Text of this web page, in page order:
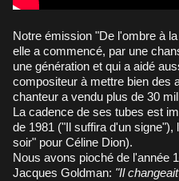
Notre émission "De l'ombre à la lumière" va s'achever, comme
elle a commencé, par une
une génération et qui a aidé
compositeur à mettre bien des
chanteur a vendu plus de 30
La cadence de ses tubes est
de 1981 ("Il suffira d'un
soir" pour Céline Dion).
Nous avons pioché de l'année
Jacques Goldman: "Il